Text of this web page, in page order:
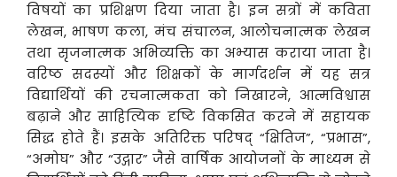
विषयों का प्रशिक्षण दिया जाता है। इन सत्रों में कविता
लेखन, भाषण कला, मंच संचालन, आलोचनात्मक लेखन
तथा सृजनात्मक अभिव्यक्ति का अभ्यास कराया जाता है।
वरिष्ठ सदस्यों और शिक्षकों के मार्गदर्शन में यह सत्र
विद्यार्थियों की रचनात्मकता को निखारने, आत्मविश्वास
बढ़ाने और साहित्यिक दृष्टि विकसित करने में सहायक
सिद्ध होते हैं। इसके अतिरिक्त परिषद् “क्षितिज”, “प्रभास”,
“अमोघ” और “उद्गार” जैसे वार्षिक आयोजनों के माध्यम से